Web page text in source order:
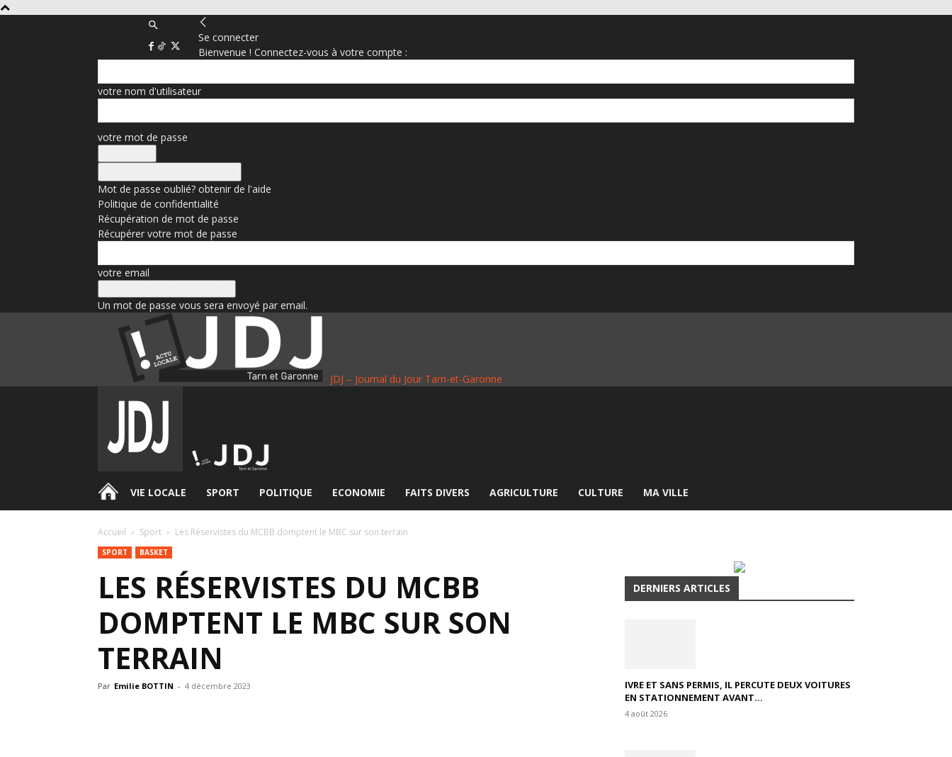
Se connecter
Bienvenue ! Connectez-vous à votre compte :
votre nom d'utilisateur
votre mot de passe
Mot de passe oublié? obtenir de l'aide
Politique de confidentialité
Récupération de mot de passe
Récupérer votre mot de passe
votre email
Un mot de passe vous sera envoyé par email.
JDJ – Journal du Jour Tarn-et-Garonne
. VIE LOCALE SPORT POLITIQUE ECONOMIE FAITS DIVERS AGRICULTURE CULTURE MA VILLE
Accueil Sport Les Réservistes du MCBB domptent le MBC sur son terrain
SPORT BASKET
LES RÉSERVISTES DU MCBB
DOMPTENT LE MBC SUR SON
TERRAIN
Par Emilie BOTTIN - 4 décembre 2023
DERNIERS ARTICLES
IVRE ET SANS PERMIS, IL PERCUTE DEUX VOITURES
EN STATIONNEMENT AVANT...
4 août 2026